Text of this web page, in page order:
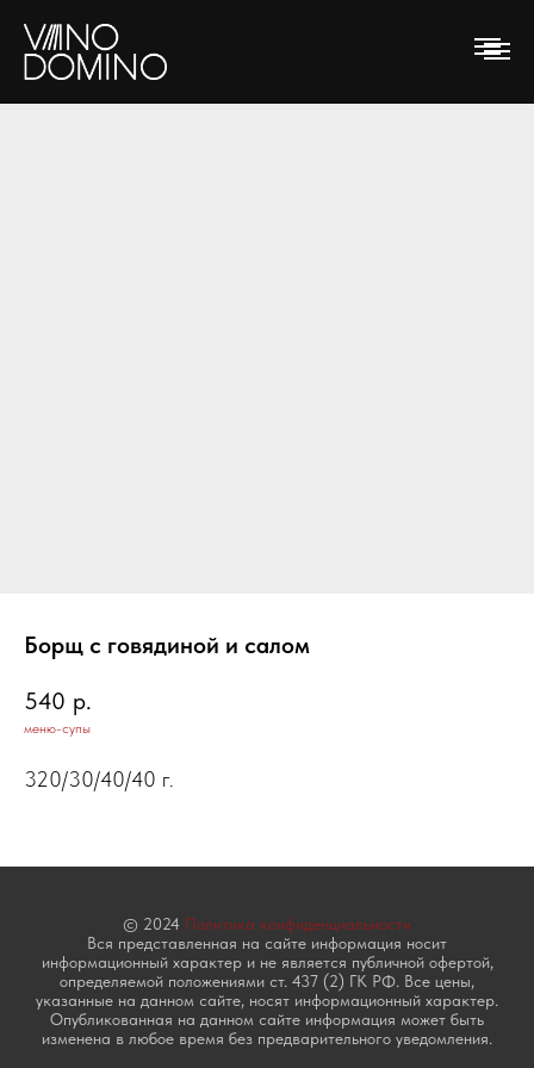
Борщ с говядиной и салом
540 р.
меню-супы
320/30/40/40 г.
© 2024 Политика конфиденциальности
Вся представленная на сайте информация носит
информационный характер и не является публичной офертой,
определяемой положениями ст. 437 (2) ГК РФ. Все цены,
указанные на данном сайте, носят информационный характер.
Опубликованная на данном сайте информация может быть
изменена в любое время без предварительного уведомления.